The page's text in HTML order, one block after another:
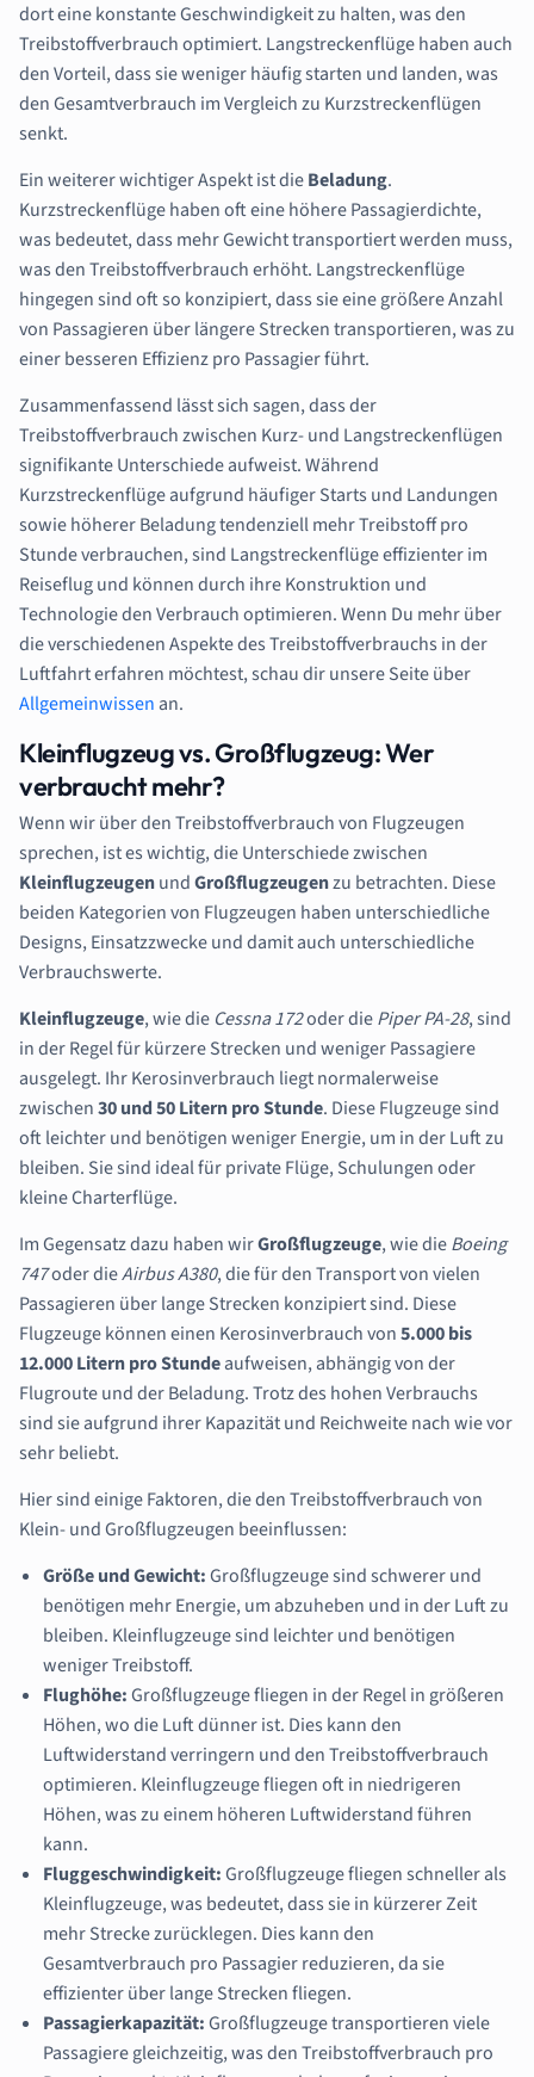
dort eine konstante Geschwindigkeit zu halten, was den
Treibstoffverbrauch optimiert. Langstreckenflüge haben auch
den Vorteil, dass sie weniger häufig starten und landen, was
den Gesamtverbrauch im Vergleich zu Kurzstreckenflügen
senkt.
Ein weiterer wichtiger Aspekt ist dieBeladung.
Kurzstreckenflüge haben oft eine höhere Passagierdichte,
was bedeutet, dass mehr Gewicht transportiert werden muss,
was den Treibstoffverbrauch erhöht. Langstreckenflüge
hingegen sind oft so konzipiert, dass sie eine größere Anzahl
von Passagieren über längere Strecken transportieren, was zu
einer besseren Effizienz pro Passagier führt.
Zusammenfassend lässt sich sagen, dass der
Treibstoffverbrauch zwischen Kurz- und Langstreckenflügen
signifikante Unterschiede aufweist. Während
Kurzstreckenflüge aufgrund häufiger Starts und Landungen
sowie höherer Beladung tendenziell mehr Treibstoff pro
Stunde verbrauchen, sind Langstreckenflüge effizienter im
Reiseflug und können durch ihre Konstruktion und
Technologie den Verbrauch optimieren. Wenn Du mehr über
die verschiedenen Aspekte des Treibstoffverbrauchs in der
Luftfahrt erfahren möchtest, schau dir unsere Seite über
Allgemeinwissen an.
Kleinflugzeug vs. Großflugzeug: Wer
verbraucht mehr?
Wenn wir über den Treibstoffverbrauch von Flugzeugen
sprechen, ist es wichtig, die Unterschiede zwischen
KleinflugzeugenundGroßflugzeugenzu betrachten. Diese
beiden Kategorien von Flugzeugen haben unterschiedliche
Designs, Einsatzzwecke und damit auch unterschiedliche
Verbrauchswerte.
Kleinflugzeuge, wie die Cessna 172oder diePiper PA-28, sind
in der Regel für kürzere Strecken und weniger Passagiere
ausgelegt. Ihr Kerosinverbrauch liegt normalerweise
zwischen30 und 50 Litern pro Stunde. Diese Flugzeuge sind
oft leichter und benötigen weniger Energie, um in der Luft zu
bleiben. Sie sind ideal für private Flüge, Schulungen oder
kleine Charterflüge.
Im Gegensatz dazu haben wirGroßflugzeuge, wie dieBoeing
747oder dieAirbus A380, die für den Transport von vielen
Passagieren über lange Strecken konzipiert sind. Diese
Flugzeuge können einen Kerosinverbrauch von5.000 bis
12.000 Litern pro Stundeaufweisen, abhängig von der
Flugroute und der Beladung. Trotz des hohen Verbrauchs
sind sie aufgrund ihrer Kapazität und Reichweite nach wie vor
sehr beliebt.
Hier sind einige Faktoren, die den Treibstoffverbrauch von
Klein- und Großflugzeugen beeinflussen:
Größe und Gewicht:Großflugzeuge sind schwerer und
benötigen mehr Energie, um abzuheben und in der Luft zu
bleiben. Kleinflugzeuge sind leichter und benötigen
weniger Treibstoff.
Flughöhe:Großflugzeuge fliegen in der Regel in größeren
Höhen, wo die Luft dünner ist. Dies kann den
Luftwiderstand verringern und den Treibstoffverbrauch
optimieren. Kleinflugzeuge fliegen oft in niedrigeren
Höhen, was zu einem höheren Luftwiderstand führen
kann.
Fluggeschwindigkeit:Großflugzeuge fliegen schneller als
Kleinflugzeuge, was bedeutet, dass sie in kürzerer Zeit
mehr Strecke zurücklegen. Dies kann den
Gesamtverbrauch pro Passagier reduzieren, da sie
effizienter über lange Strecken fliegen.
Passagierkapazität:Großflugzeuge transportieren viele
Passagiere gleichzeitig, was den Treibstoffverbrauch pro